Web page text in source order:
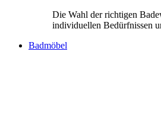
Die Wahl der richtigen
individuellen Bedürfnissen
Badmöbel